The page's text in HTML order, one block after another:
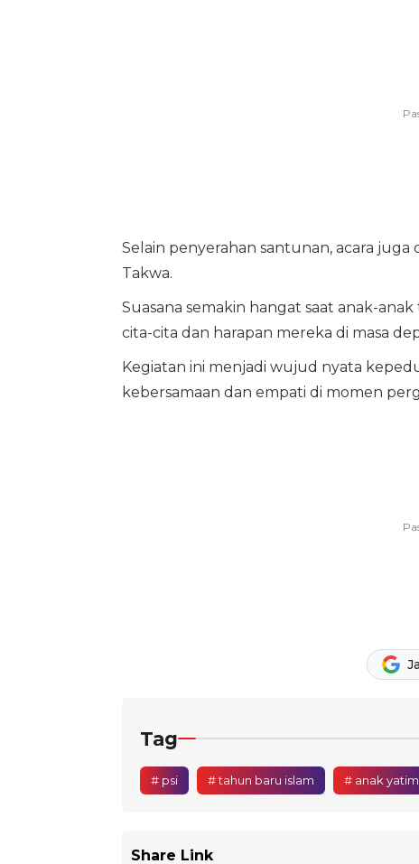
Selain penyerahan santunan, acara juga
Takwa.
Suasana semakin hangat saat anak-
cita-cita dan harapan mereka di masa
Kegiatan ini menjadi wujud nyata
kebersamaan dan empati di momen
Tag
# psi # tahun baru islam # anak yatim
Share Link